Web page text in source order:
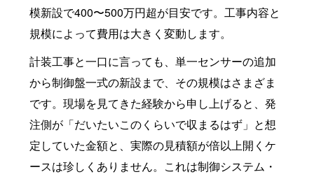
模新設で400〜500万円超が目安です。工事内容と
規模によって費用は大きく変動します。
計装工事と一口に言っても、単一センサーの追加
から制御盤一式の新設まで、その規模はさまざま
です。現場を見てきた経験から申し上げると、発
注側が「だいたいこのくらいで収まるはず」と想
定していた金額と、実際の見積額が倍以上開くケ
ースは珍しくありません。これは制御システム・